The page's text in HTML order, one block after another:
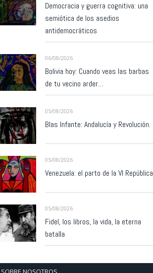
Democracia y guerra cognitiva: una
semiótica de los asedios
antidemocráticos
06/08/2026
Bolivia hoy: Cuando veas las barbas
de tu vecino arder…
05/08/2026
Blas Infante: Andalucía y Revolución.
05/08/2026
Venezuela: el parto de la VI República
05/08/2026
Fidel, los libros, la vida, la eterna
batalla